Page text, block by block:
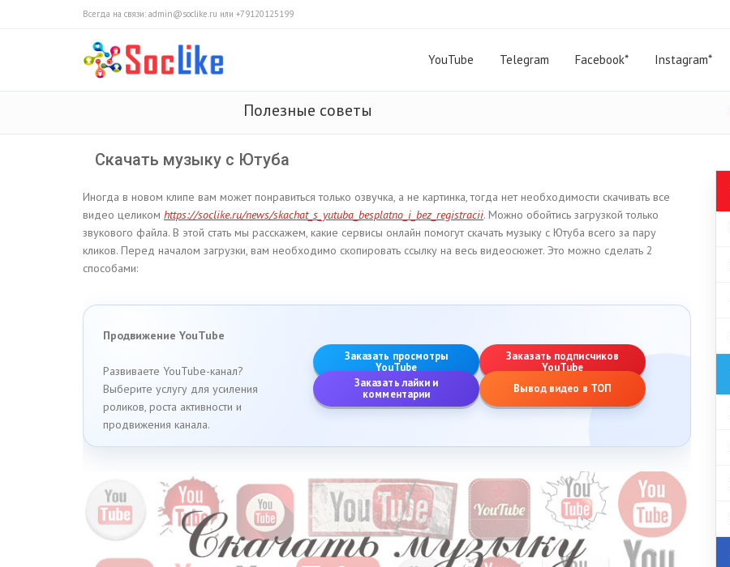
Всегда на связи: admin@soclike.ru или +79120125199
YouTube Telegram Facebook* Instagram*
Полезные советы
Скачать музыку с Ютуба
Иногда в новом клипе вам может понравиться только озвучка, а не картинка, тогда нет необходимости скачивать все
видео целиком https://soclike.ru/news/skachat_s_yutuba_besplatno_i_bez_registracii. Можно обойтись загрузкой только
звукового файла. В этой стать мы расскажем, какие сервисы онлайн помогут скачать музыку с Ютуба всего за пару
кликов. Перед началом загрузки, вам необходимо скопировать ссылку на весь видеосюжет. Это можно сделать 2
способами:
Продвижение YouTube
Развиваете YouTube-канал?
Выберите услугу для усиления
роликов, роста активности и
продвижения канала.
Заказать просмотры
YouTube
Заказать подписчиков
YouTube
Заказать лайки и
комментарии
Вывод видео в ТОП